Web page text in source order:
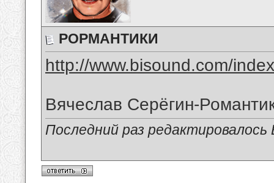
РОРМАНТИКИ
http://www.bisound.com/
Вячеслав Серёгин-
Последний раз